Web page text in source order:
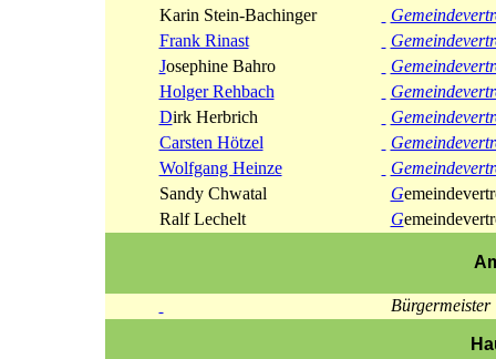
Karin Stein-Bachinger
Frank Rinast
Josephine Bahro
Holger Rehbach
Dirk Herbrich
Carsten Hötzel
Wolfgang Heinze
Sandy Chwatal
G
Ralf Lechelt
G
Bürgermeister